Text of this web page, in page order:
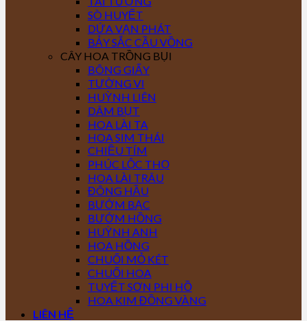
SÒ HUYẾT
DỨA VẠN PHÁT
BẢY SẮC CẦU VỒNG
CÂY HOA TRỒNG BỤI
BÔNG GIẤY
TƯỜNG VI
HUỲNH LIÊN
DÂM BỤT
HOA LÀI TA
HOA SIM THÁI
CHIỀU TÍM
PHÚC LỘC THỌ
HOA LÀI TRÂU
ĐÔNG HẦU
BƯỚM BẠC
BƯỚM HỒNG
HUỲNH ANH
HOA HỒNG
CHUỐI MỎ KÉT
CHUỐI HOA
TUYẾT SƠN PHI HỒ
HOA KIM ĐỒNG VÀNG
LIÊN HỆ